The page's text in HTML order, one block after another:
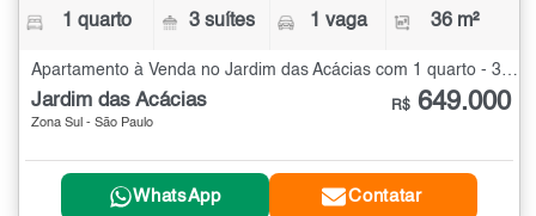
1 quarto 3 suítes 1 vaga 36 m²
Jardim das Acácias
Zona Sul - São Paulo
R$ 649.000
WhatsApp Contatar